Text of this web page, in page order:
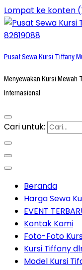
Lompat ke konten
Pusat Sewa Kursi Tiffany
Menyewakan Kursi Mewah
Internasional
Cari untuk:
Beranda
Harga Sewa
EVENT
Kontak Kami
Foto-Foto
Kursi Tiffany
Model Kursi